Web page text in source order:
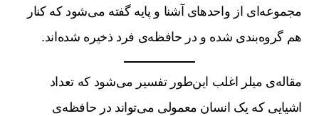
مجموعه‌ای از واحدهای آشنا و پایه گفته می‌شود که کنار
هم گروه‌بندی شده و در حافظه‌ی فرد ذخیره شده‌اند.
مقاله‌ی میلر اغلب این‌طور تفسیر می‌شود که تعداد
اشیایی که یک انسان معمولی می‌تواند در حافظه‌ی